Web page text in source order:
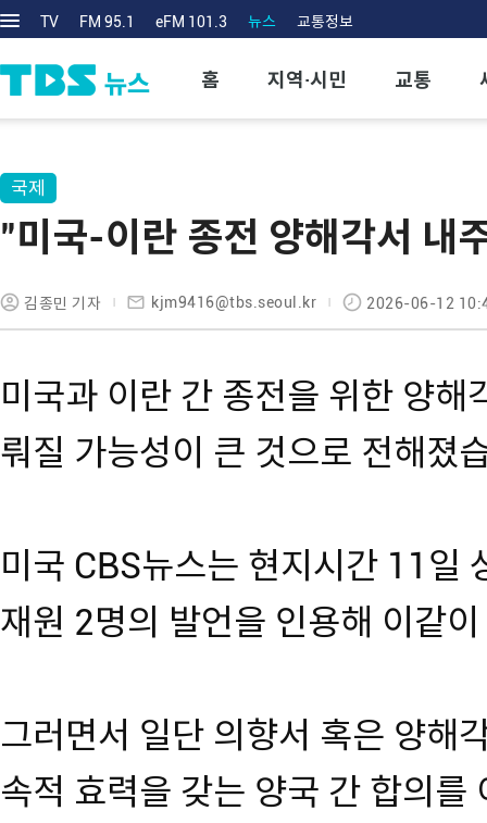
TV FM 95.1 eFM 101.3 뉴스 교통정보
홈 지역·시민 교통
국제
"미국-이란 종전 양해각서 내
김종민 기자 kjm9416@tbs.seoul.kr 2026-06-12
미국과 이란 간 종전을 위한 양해
뤄질 가능성이 큰 것으로 전해졌
미국 CBS뉴스는 현지시간 11일
재원 2명의 발언을 인용해 이같
그러면서 일단 의향서 혹은 양해
속적 효력을 갖는 양국 간 합의